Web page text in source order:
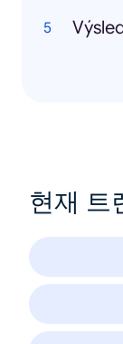
현재 트